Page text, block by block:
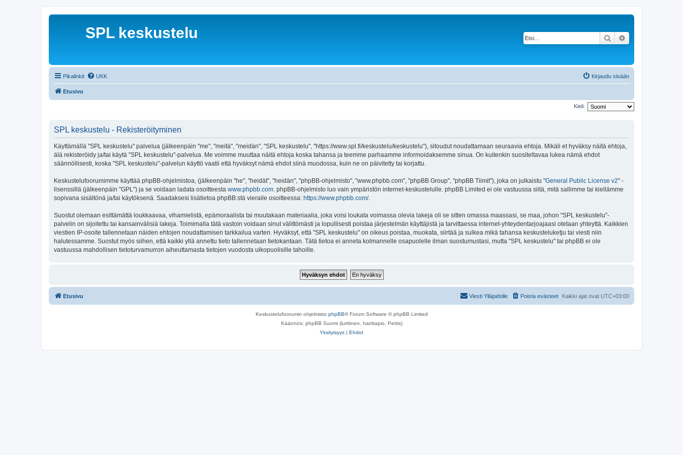
SPL keskustelu Etsi
Pikalinkit UKK Kirjaudu sisään
Etusivu
Kieli:
SPL keskustelu - Rekisteröityminen
Käyttämällä "SPL keskustelu" palvelua (jälkeenpäin "me", "meitä", "meidän", "SPL keskustelu", "https://www.spl.fi/keskustelu/keskustelu"), sitoudut noudattamaan seuraavia ehtoja. Mikäli et hyväksy näitä ehtoja,
älä rekisteröidy ja/tai käytä "SPL keskustelu"-palvelua. Me voimme muuttaa näitä ehtoja koska tahansa ja teemme parhaamme informoidaksemme sinua. On kuitenkin suositeltavaa lukea nämä ehdot
säännöllisesti, koska "SPL keskustelu"-palvelun käyttö vaatii että hyväksyt nämä ehdot siinä muodossa, kuin ne on päivitetty tai korjattu.
Keskustelufoorumimme käyttää phpBB-ohjelmistoa, (jälkeenpäin "he", "heidät", "heidän", "phpBB-ohjelmisto", "www.phpbb.com", "phpBB Group", "phpBB Tiimit"), joka on julkaistu "General Public License v2" -
lisenssillä (jälkeenpäin "GPL") ja se voidaan ladata osoitteesta www.phpbb.com . phpBB-ohjelmisto luo vain ympäristön internet-keskustelulle. phpBB Limited ei ole vastuussa siitä, mitä sallimme tai kiellämme
sopivana sisältönä ja/tai käytöksenä. Saadaksesi lisätietoa phpBB:stä vieraile osoitteessa: https://www.phpbb.com/.
Suostut olemaan esittämättä loukkaavaa, vihamielistä, epämoraalista tai muutakaan materiaalia, joka voisi loukata voimassa olevia lakeja oli se sitten omassa maassasi, se maa, johon "SPL keskustelu"-
palvelin on sijoitettu tai kansainvälisiä lakeja. Toimimalla tätä vastoin voidaan sinut välittömästi ja lopullisesti poistaa järjestelmän käyttäjistä ja tarvittaessa internet-yhteydentarjoajaasi otetaan yhteyttä. Kaikkien
viestien IP-osoite tallennetaan näiden ehtojen noudattamisen tarkkailua varten. Hyväksyt, että "SPL keskustelu" on oikeus poistaa, muokata, siirtää ja sulkea mikä tahansa keskusteluketju tai viesti niin
halutessamme. Suostut myös siihen, että kaikki yllä annettu tieto tallennetaan tietokantaan. Tätä tietoa ei anneta kolmannelle osapuolelle ilman suostumustasi, mutta "SPL keskustelu" tai phpBB ei ole
vastuussa mahdollisen tietoturvamurron aiheuttamasta tietojen vuodosta ulkopuolisille tahoille.
Etusivu Kaikki ajat ovat UTC+03:00
Poista evästeet
Viesti Ylläpidolle
Keskustelufoorumin ohjelmisto phpBB® Forum Software © phpBB Limited
Käännös: phpBB Suomi (lurttinen, harritapio, Pettis)
Yksityisyys | Ehdot